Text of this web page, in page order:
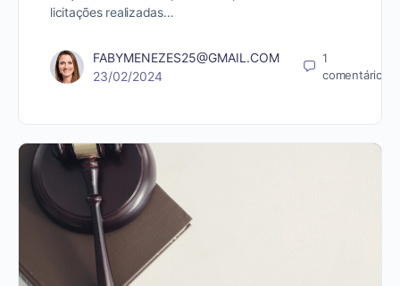
licitações realizadas…
FABYMENEZES25@GMAIL.COM
23/02/2024
1
comentário